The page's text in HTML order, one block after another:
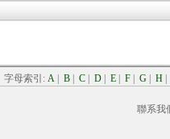
字母索引: A B C D E F G H
聯系我